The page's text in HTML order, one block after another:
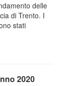
delle
di Trento. I
stati
2020